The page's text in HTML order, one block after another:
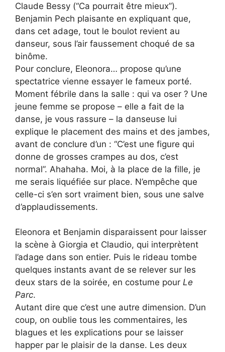
Claude Bessy (“Ca pourrait être mieux”).
Benjamin Pech plaisante en expliquant que,
dans cet adage, tout le boulot revient au
danseur, sous l’air faussement choqué de sa
binôme.
Pour conclure, Eleonora… propose qu’une
spectatrice vienne essayer le fameux porté.
Moment fébrile dans la salle : qui va oser ? Une
jeune femme se propose – elle a fait de la
danse, je vous rassure – la danseuse lui
explique le placement des mains et des jambes,
avant de conclure d’un : “C’est une figure qui
donne de grosses crampes au dos, c’est
normal”. Ahahaha. Moi, à la place de la fille, je
me serais liquéfiée sur place. N’empêche que
celle-ci s’en sort vraiment bien, sous une salve
d’applaudissements.
Eleonora et Benjamin disparaissent pour laisser
la scène à Giorgia et Claudio, qui interprètent
l’adage dans son entier. Puis le rideau tombe
quelques instants avant de se relever sur les
deux stars de la soirée, en costume pour Le
Parc.
Autant dire que c’est une autre dimension. D’un
coup, on oublie tous les commentaires, les
blagues et les explications pour se laisser
happer par le plaisir de la danse. Les deux